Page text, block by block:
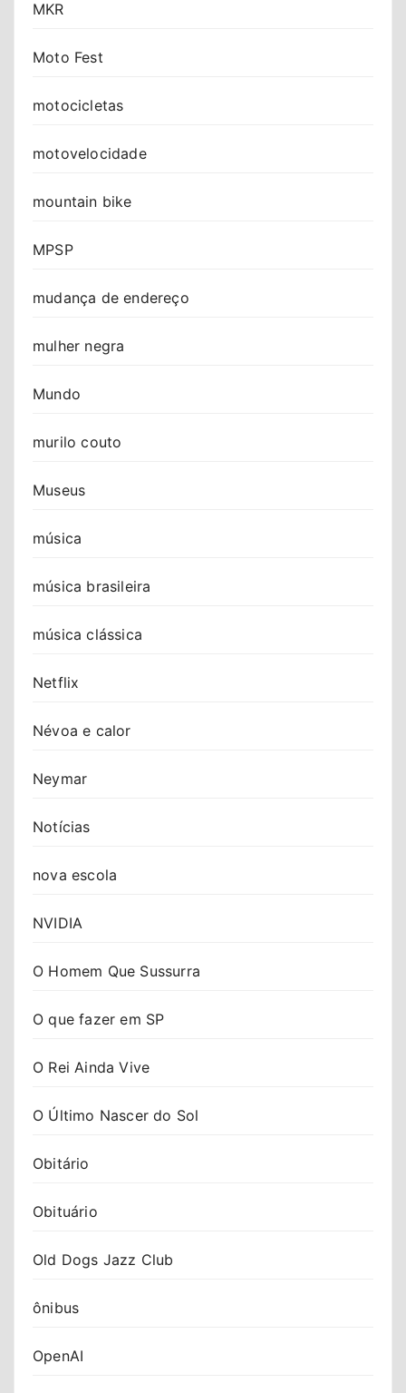
MKR
Moto Fest
motocicletas
motovelocidade
mountain bike
MPSP
mudança de endereço
mulher negra
Mundo
murilo couto
Museus
música
música brasileira
música clássica
Netflix
Névoa e calor
Neymar
Notícias
nova escola
NVIDIA
O Homem Que Sussurra
O que fazer em SP
O Rei Ainda Vive
O Último Nascer do Sol
Obitário
Obituário
Old Dogs Jazz Club
ônibus
OpenAI